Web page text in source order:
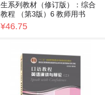
生系列教材（修订版）：综合
教程 （第3版）6 教师用书
¥46.75